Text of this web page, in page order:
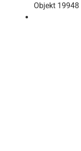
Objekt 19948